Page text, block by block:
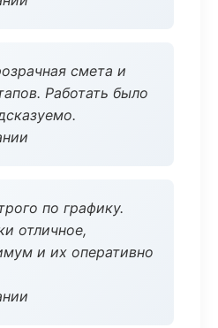
смета и
Работать было
по графику.
отличное,
и их оперативно